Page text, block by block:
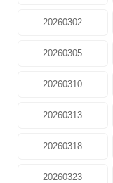
20260302
20260305
20260310
20260313
20260318
20260323